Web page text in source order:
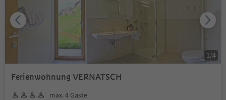
Ferienwohnung VERNATSCH
max. 4 Gäste
1 /4